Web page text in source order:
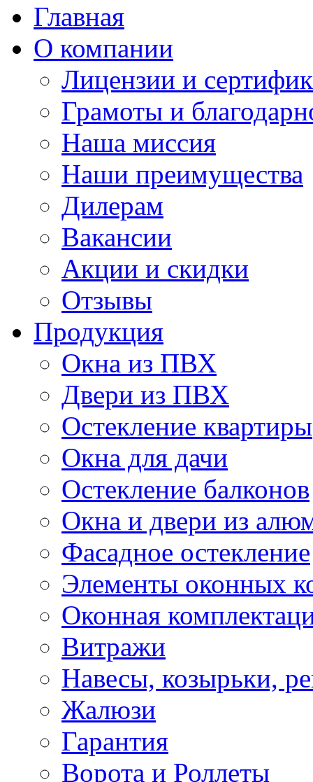
Главная
О компании
Лицензии и
Грамоты и
Наша миссия
Наши преимущества
Дилерам
Вакансии
Акции и скидки
Отзывы
Продукция
Окна из ПВХ
Двери из ПВХ
Остекление квартиры
Окна для дачи
Остекление балконов
Окна и двери из
Фасадное остекление
Элементы оконных
Оконная
Витражи
Навесы, козырьки,
Жалюзи
Гарантия
Ворота и Роллеты